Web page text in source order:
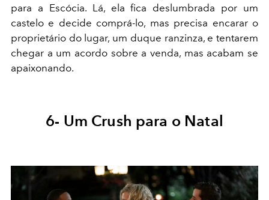
para a Escócia. Lá, ela fica deslumbrada por um
castelo e decide comprá-lo, mas precisa encarar o
proprietário do lugar, um duque ranzinza, e tentarem
chegar a um acordo sobre a venda, mas acabam se
apaixonando.
6- Um Crush para o Natal